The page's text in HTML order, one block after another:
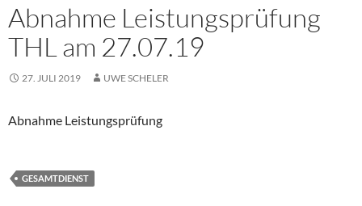
Abnahme Leistungsprüfung
THL am 27.07.19
27. JULI 2019 UWE SCHELER
Abnahme Leistungsprüfung
GESAMTDIENST